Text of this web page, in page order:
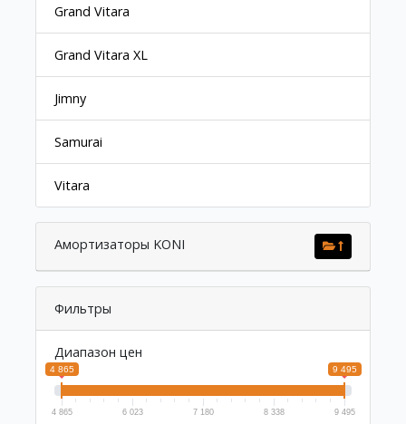
Grand Vitara
Grand Vitara XL
Jimny
Samurai
Vitara
Амортизаторы KONI
Фильтры
Диапазон цен
4 865 9 495
4 865 6 023 7 180 8 338 9 495